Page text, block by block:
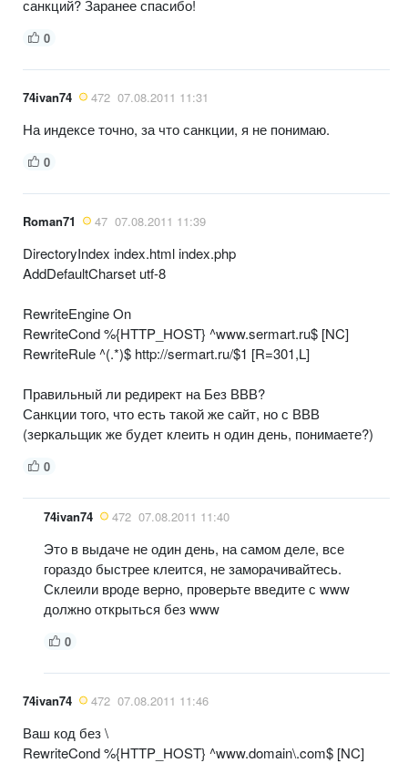
санкций? Заранее спасибо!
0
74ivan74 472 07.08.2011 11:31
На индексе точно, за что санкции, я не понимаю.
0
Roman71 47 07.08.2011 11:39
DirectoryIndex index.html index.php
AddDefaultCharset utf-8
RewriteEngine On
RewriteCond %{HTTP_HOST} ^www.sermart.ru$ [NC]
RewriteRule ^(.*)$ http://sermart.ru/$1 [R=301,L]
Правильный ли редирект на Без ВВВ?
Санкции того, что есть такой же сайт, но с ВВВ
(зеркальщик же будет клеить н один день, понимаете?)
0
74ivan74 472 07.08.2011 11:40
Это в выдаче не один день, на самом деле, все
гораздо быстрее клеится, не заморачивайтесь.
Склеили вроде верно, проверьте введите с www
должно открыться без www
0
74ivan74 472 07.08.2011 11:46
Ваш код без \
RewriteCond %{HTTP_HOST} ^www.domain\.com$ [NC]